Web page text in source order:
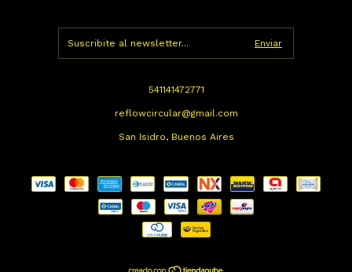
541141472771
reflowcircular@gmail.com
San Isidro, Buenos Aires